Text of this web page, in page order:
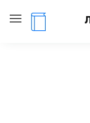
содержанию